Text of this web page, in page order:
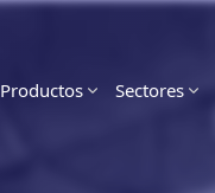
Productos Sectores